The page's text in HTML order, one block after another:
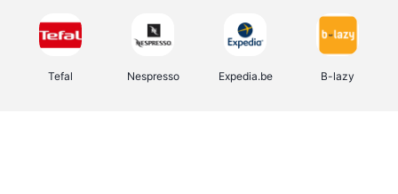
Tefal Nespresso Expedia.be B-lazy